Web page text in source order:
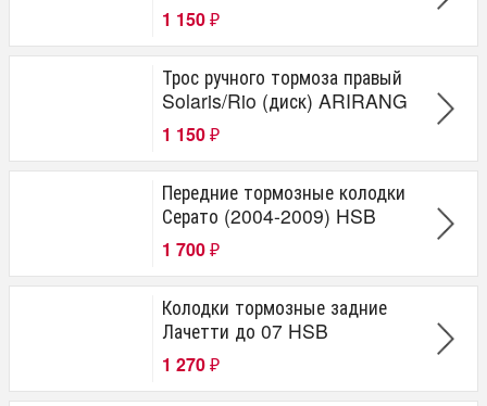
1 150 ₽
Трос ручного тормоза правый
Solaris/Rio (диск) ARIRANG
1 150 ₽
Передние тормозные колодки
Серато (2004-2009) HSB
1 700 ₽
Колодки тормозные задние
Лачетти до 07 HSB
1 270 ₽